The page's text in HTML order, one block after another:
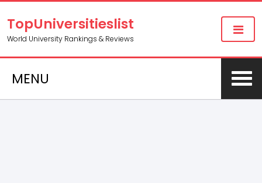
TopUniversitieslist
World University Rankings & Reviews
MENU